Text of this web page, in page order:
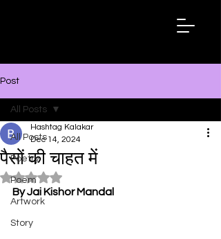
Post
All Posts
Poetry
Poem
Artwork
Story
All Posts
पैसों की चाहत में
Hashtag Kalakar
Dec 14, 2024
Rated NaN out of 5 stars.
By Jai Kishor Mandal